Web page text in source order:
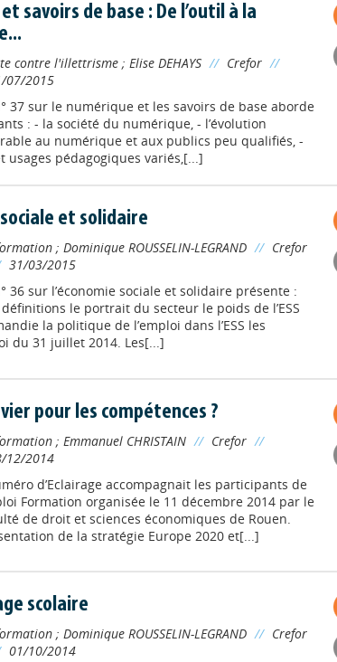
savoirs de base : De l’outil à la
contre l'illettrisme; Elise DEHAYS // Crefor //
07/2015
37 sur le numérique et les savoirs de base aborde
: - la société du numérique, - l’évolution
au numérique et aux publics peu qualifiés, -
usages pédagogiques variés,[...]
et solidaire
; Dominique ROUSSELIN-LEGRAND // Crefor
31/03/2015
36 sur l’économie sociale et solidaire présente :
le portrait du secteur le poids de l’ESS
la politique de l’emploi dans l’ESS les
du 31 juillet 2014. Les[...]
pour les compétences ?
; Emmanuel CHRISTAIN // Crefor //
12/2014
d’Eclairage accompagnait les participants de
Formation organisée le 11 décembre 2014 par le
de droit et sciences économiques de Rouen.
de la stratégie Europe 2020 et[...]
scolaire
; Dominique ROUSSELIN-LEGRAND // Crefor
01/10/2014